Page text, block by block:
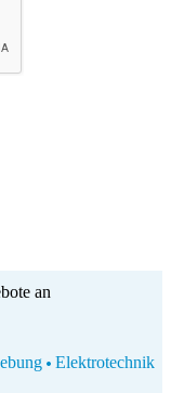
an
Elektrotechnik